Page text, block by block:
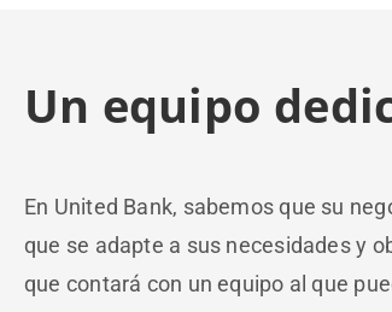
Un equipo
En United Bank, sabemos que su
que se adapte a sus necesidades y
que contará con un equipo al que